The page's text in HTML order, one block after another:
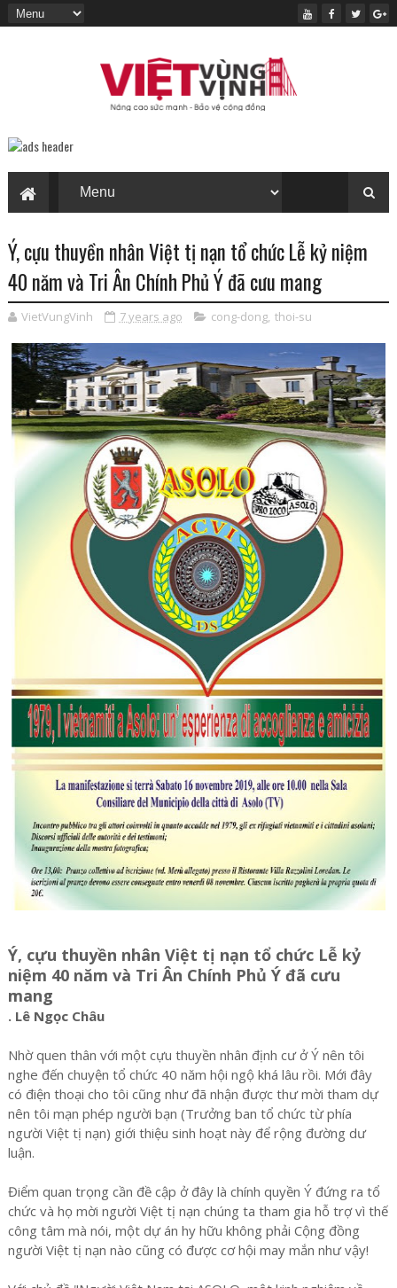
Ý, cựu thuyền nhân Việt tị nạn tổ chức Lễ kỷ niệm
40 năm và Tri Ân Chính Phủ Ý đã cưu mang
VietVungVinh 7 years ago cong-dong, thoi-su
Ý, cựu thuyền nhân Việt tị nạn tổ chức Lễ kỷ
niệm 40 năm và Tri Ân Chính Phủ Ý đã cưu
mang
. Lê Ngọc Châu
Nhờ quen thân với một cựu thuyền nhân định cư ở Ý nên tôi
nghe đến chuyện tổ chức 40 năm hội ngộ khá lâu rồi. Mới đây
có điện thoại cho tôi cũng như đã nhận được thư mời tham dự
nên tôi mạn phép người bạn (Trưởng ban tổ chức từ phía
người Việt tị nạn) giới thiệu sinh hoạt này để rộng đường dư
luận.
Điểm quan trọng cần đề cập ở đây là chính quyền Ý đứng ra tổ
chức và họ mời người Việt tị nạn chúng ta tham gia hỗ trợ vì thế
công tâm mà nói, một dự án hy hữu không phải Cộng đồng
người Việt tị nạn nào cũng có được cơ hội may mắn như vậy!